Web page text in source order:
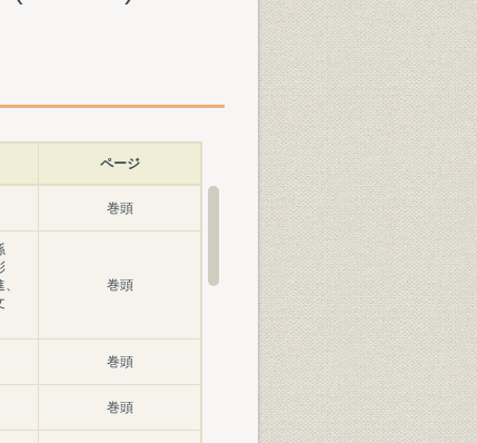
ページ
巻頭
巻頭
巻頭
巻頭